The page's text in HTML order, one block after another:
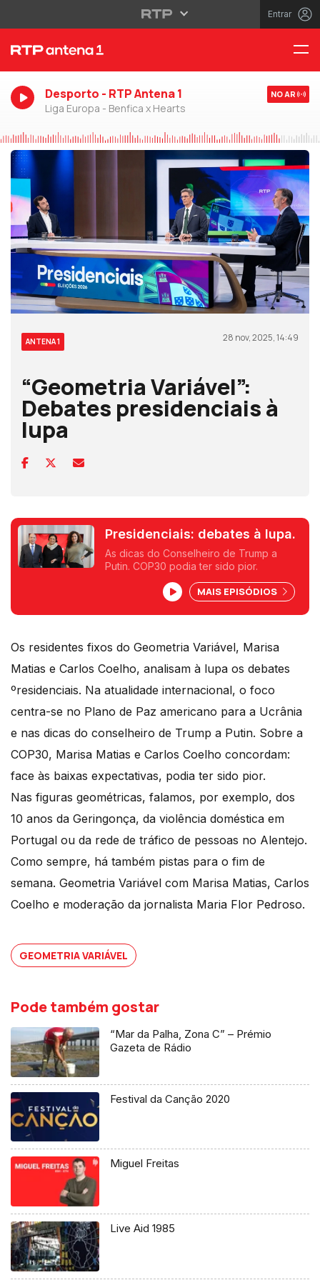
Entrar
Desporto - RTP Antena 1
Liga Europa - Benfica x Hearts
NO AR
ANTENA 1 28 nov, 2025, 14:49
“Geometria Variável”:
Debates presidenciais à
lupa
Presidenciais: debates à lupa.
As dicas do Conselheiro de Trump a
Putin. COP30 podia ter sido pior.
MAIS EPISÓDIOS
Os residentes fixos do Geometria Variável, Marisa
Matias e Carlos Coelho, analisam à lupa os debates
ºresidenciais. Na atualidade internacional, o foco
centra-se no Plano de Paz americano para a Ucrânia
e nas dicas do conselheiro de Trump a Putin. Sobre a
COP30, Marisa Matias e Carlos Coelho concordam:
face às baixas expectativas, podia ter sido pior.
Nas figuras geométricas, falamos, por exemplo, dos
10 anos da Geringonça, da violência doméstica em
Portugal ou da rede de tráfico de pessoas no Alentejo.
Como sempre, há também pistas para o fim de
semana. Geometria Variável com Marisa Matias, Carlos
Coelho e moderação da jornalista Maria Flor Pedroso.
GEOMETRIA VARIÁVEL
Pode também gostar
“Mar da Palha, Zona C” – Prémio
Gazeta de Rádio
Festival da Canção 2020
Miguel Freitas
Live Aid 1985